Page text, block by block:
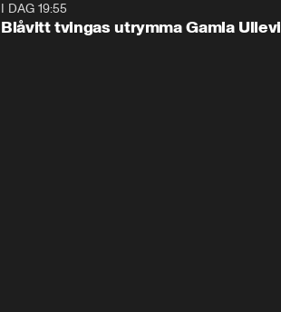
I DAG 19:55
Blåvitt tvingas utrymma Gamla Ullevi